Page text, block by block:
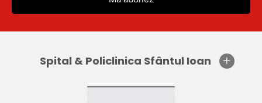
Spital & Policlinica Sfântul Ioan